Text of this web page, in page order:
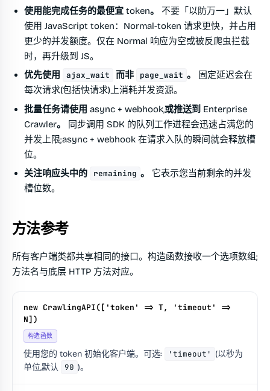
使用能完成任务的最便宜 token。
不要「以防万一」默认
使用 JavaScript token：Normal-token 请求更快，并占用
更少的并发额度。仅在 Normal 响应为空或被反爬虫拦截
时，再升级到 JS。
优先使用
ajax_wait 而非 page_wait 。
固定延迟会在
每次请求(包括快请求)上消耗并发资源。
批量任务请使用 async + webhook,或推送到 Enterprise
Crawler。
同步调用 SDK 的队列工作进程会迅速占满您的
并发上限;async + webhook 在请求入队的瞬间就会释放槽
位。
关注响应头中的
remaining 。
它表示您当前剩余的并发
槽位数。
方法参考
所有客户端类都共享相同的接口。构造函数接收一个选项数组;
方法名与底层 HTTP 方法对应。
new CrawlingAPI(['token' => T, 'timeout' =>
N])
构造函数
使用您的 token 初始化客户端。可选: 'timeout' (以秒为
单位,默认
90 )。